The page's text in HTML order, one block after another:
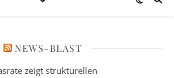
NEWS-BLAST
zeigt strukturellen